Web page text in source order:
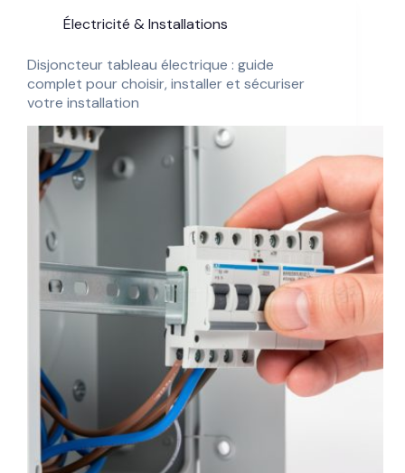
Électricité & Installations
Disjoncteur tableau électrique : guide
complet pour choisir, installer et sécuriser
votre installation